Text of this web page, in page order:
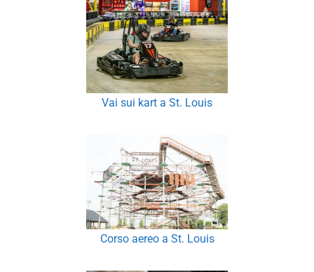
Vai sui kart a St. Louis
Corso aereo a St. Louis